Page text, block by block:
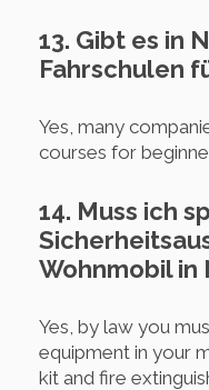
13. Gibt es in
Fahrschulen
Yes, many
courses for
14. Muss ich
Wohnmobil in
Yes, by law you
equipment in your
kit and fire